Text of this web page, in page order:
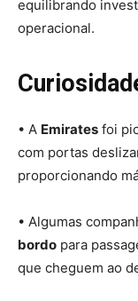
equilibrando
operacional.
• A Emirates foi
com portas
proporcionando
• Algumas
bordo para
que cheguem ao